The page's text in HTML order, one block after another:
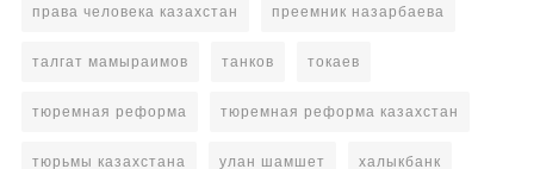
права человека казахстан преемник назарбаева
талгат мамыраимов танков токаев
тюремная реформа тюремная реформа казахстан
тюрьмы казахстана улан шамшет халыкбанк